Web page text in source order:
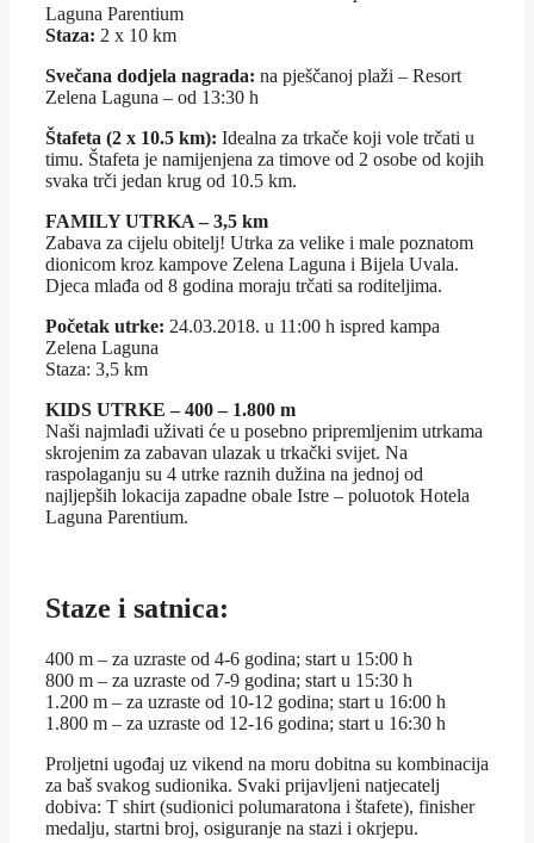
Laguna Parentium
Staza: 2 x 10 km
Svečana dodjela nagrada: na pješčanoj plaži – Resort
Zelena Laguna – od 13:30 h
Štafeta (2 x 10.5 km): Idealna za trkače koji vole trčati u
timu. Štafeta je namijenjena za timove od 2 osobe od kojih
svaka trči jedan krug od 10.5 km.
FAMILY UTRKA – 3,5 km
Zabava za cijelu obitelj! Utrka za velike i male poznatom
dionicom kroz kampove Zelena Laguna i Bijela Uvala.
Djeca mlađa od 8 godina moraju trčati sa roditeljima.
Početak utrke: 24.03.2018. u 11:00 h ispred kampa
Zelena Laguna
Staza: 3,5 km
KIDS UTRKE – 400 – 1.800 m
Naši najmlađi uživati će u posebno pripremljenim utrkama
skrojenim za zabavan ulazak u trkački svijet. Na
raspolaganju su 4 utrke raznih dužina na jednoj od
najljepših lokacija zapadne obale Istre – poluotok Hotela
Laguna Parentium.
Staze i satnica:
400 m – za uzraste od 4-6 godina; start u 15:00 h
800 m – za uzraste od 7-9 godina; start u 15:30 h
1.200 m – za uzraste od 10-12 godina; start u 16:00 h
1.800 m – za uzraste od 12-16 godina; start u 16:30 h
Proljetni ugođaj uz vikend na moru dobitna su kombinacija
za baš svakog sudionika. Svaki prijavljeni natjecatelj
dobiva: T shirt (sudionici polumaratona i štafete), finisher
medalju, startni broj, osiguranje na stazi i okrjepu.